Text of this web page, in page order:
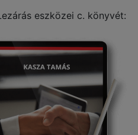
eszközei c. könyvét: